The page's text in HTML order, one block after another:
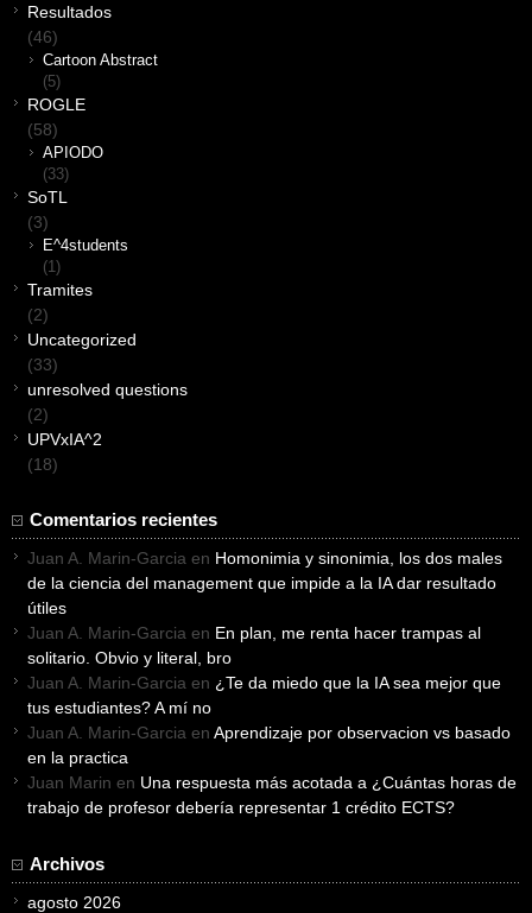
Resultados
(46)
Cartoon Abstract
(5)
ROGLE
(58)
APIODO
(33)
SoTL
(3)
E^4students
(1)
Tramites
(2)
Uncategorized
(33)
unresolved questions
(2)
UPVxIA^2
(18)
Comentarios recientes
Juan A. Marin-Garcia en Homonimia y sinonimia, los dos males
de la ciencia del management que impide a la IA dar resultado
útiles
Juan A. Marin-Garcia en En plan, me renta hacer trampas al
solitario. Obvio y literal, bro
Juan A. Marin-Garcia en ¿Te da miedo que la IA sea mejor que
tus estudiantes? A mí no
Juan A. Marin-Garcia en Aprendizaje por observacion vs basado
en la practica
Juan Marin en Una respuesta más acotada a ¿Cuántas horas de
trabajo de profesor debería representar 1 crédito ECTS?
Archivos
agosto 2026